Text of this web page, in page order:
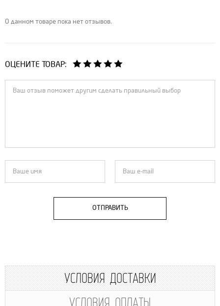
О данном товаре пока нет отзывов.
ОЦЕНИТЕ ТОВАР:
ОТПРАВИТЬ
УСЛОВИЯ ДОСТАВКИ